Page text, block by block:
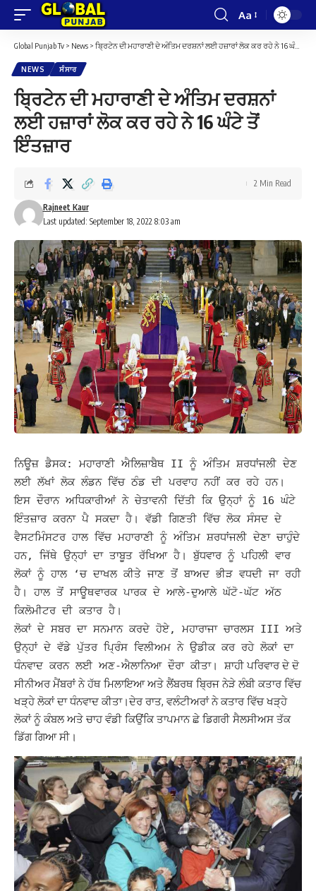
Font
Resizer
Aa
Global Punjab Tv > News > ਬ੍ਰਿਟੇਨ ਦੀ ਮਹਾਰਾਣੀ ਦੇ ਅੰਤਿਮ ਦਰਸ਼ਨਾਂ ਲਈ ਹਜ਼ਾਰਾਂ ਲੋਕ ਕਰ ਰਹੇ ਨੇ 16 ਘੰਟੇ ਤੋਂ ਇੰਤਜ਼ਾਰ
NEWS ਸੰਸਾਰ
ਬ੍ਰਿਟੇਨ ਦੀ ਮਹਾਰਾਣੀ ਦੇ ਅੰਤਿਮ ਦਰਸ਼ਨਾਂ
ਲਈ ਹਜ਼ਾਰਾਂ ਲੋਕ ਕਰ ਰਹੇ ਨੇ 16 ਘੰਟੇ ਤੋਂ
ਇੰਤਜ਼ਾਰ
Last updated: September 18, 2022 8:03 am
Rajneet Kaur
2 Min Read
ਨਿਊਜ਼ ਡੈਸਕ: ਮਹਾਰਾਣੀ ਐਲਿਜ਼ਾਬੈਥ II ਨੂੰ ਅੰਤਿਮ ਸ਼ਰਧਾਂਜਲੀ ਦੇਣ
ਲਈ ਲੱਖਾਂ ਲੋਕ ਲੰਡਨ ਵਿੱਚ ਠੰਡ ਦੀ ਪਰਵਾਹ ਨਹੀਂ ਕਰ ਰਹੇ ਹਨ।
ਇਸ ਦੌਰਾਨ ਅਧਿਕਾਰੀਆਂ ਨੇ ਚੇਤਾਵਨੀ ਦਿੱਤੀ ਕਿ ਉਨ੍ਹਾਂ ਨੂੰ 16 ਘੰਟੇ
ਇੰਤਜ਼ਾਰ ਕਰਨਾ ਪੈ ਸਕਦਾ ਹੈ। ਵੱਡੀ ਗਿਣਤੀ ਵਿੱਚ ਲੋਕ ਸੰਸਦ ਦੇ
ਵੈਸਟਮਿੰਸਟਰ ਹਾਲ ਵਿੱਚ ਮਹਾਰਾਣੀ ਨੂੰ ਅੰਤਿਮ ਸ਼ਰਧਾਂਜਲੀ ਦੇਣਾ ਚਾਹੁੰਦੇ
ਹਨ, ਜਿੱਥੇ ਉਨ੍ਹਾਂ ਦਾ ਤਾਬੂਤ ਰੱਖਿਆ ਹੈ। ਬੁੱਧਵਾਰ ਨੂੰ ਪਹਿਲੀ ਵਾਰ
ਲੋਕਾਂ ਨੂੰ ਹਾਲ ‘ਚ ਦਾਖਲ ਕੀਤੇ ਜਾਣ ਤੋਂ ਬਾਅਦ ਭੀੜ ਵਧਦੀ ਜਾ ਰਹੀ
ਹੈ। ਹਾਲ ਤੋਂ ਸਾਊਥਵਾਰਕ ਪਾਰਕ ਦੇ ਆਲੇ-ਦੁਆਲੇ ਘੱਟੋ-ਘੱਟ ਅੱਠ
ਕਿਲੋਮੀਟਰ ਦੀ ਕਤਾਰ ਹੈ।
ਲੋਕਾਂ ਦੇ ਸਬਰ ਦਾ ਸਨਮਾਨ ਕਰਦੇ ਹੋਏ, ਮਹਾਰਾਜਾ ਚਾਰਲਸ III ਅਤੇ
ਉਨ੍ਹਾਂ ਦੇ ਵੱਡੇ ਪੁੱਤਰ ਪ੍ਰਿੰਸ ਵਿਲੀਅਮ ਨੇ ਉਡੀਕ ਕਰ ਰਹੇ ਲੋਕਾਂ ਦਾ
ਧੰਨਵਾਦ ਕਰਨ ਲਈ ਅਣ-ਐਲਾਨਿਆ ਦੌਰਾ ਕੀਤਾ। ਸ਼ਾਹੀ ਪਰਿਵਾਰ ਦੇ ਦੋ
ਸੀਨੀਅਰ ਮੈਂਬਰਾਂ ਨੇ ਹੱਥ ਮਿਲਾਇਆ ਅਤੇ ਲੈਂਬਰਥ ਬ੍ਰਿਜ ਨੇੜੇ ਲੰਬੀ ਕਤਾਰ ਵਿੱਚ
ਖੜ੍ਹੇ ਲੋਕਾਂ ਦਾ ਧੰਨਵਾਦ ਕੀਤਾ।ਦੇਰ ਰਾਤ, ਵਲੰਟੀਅਰਾਂ ਨੇ ਕਤਾਰ ਵਿੱਚ ਖੜ੍ਹੇ
ਲੋਕਾਂ ਨੂੰ ਕੰਬਲ ਅਤੇ ਚਾਹ ਵੰਡੀ ਕਿਉਂਕਿ ਤਾਪਮਾਨ ਛੇ ਡਿਗਰੀ ਸੈਲਸੀਅਸ ਤੱਕ
ਡਿੱਗ ਗਿਆ ਸੀ।